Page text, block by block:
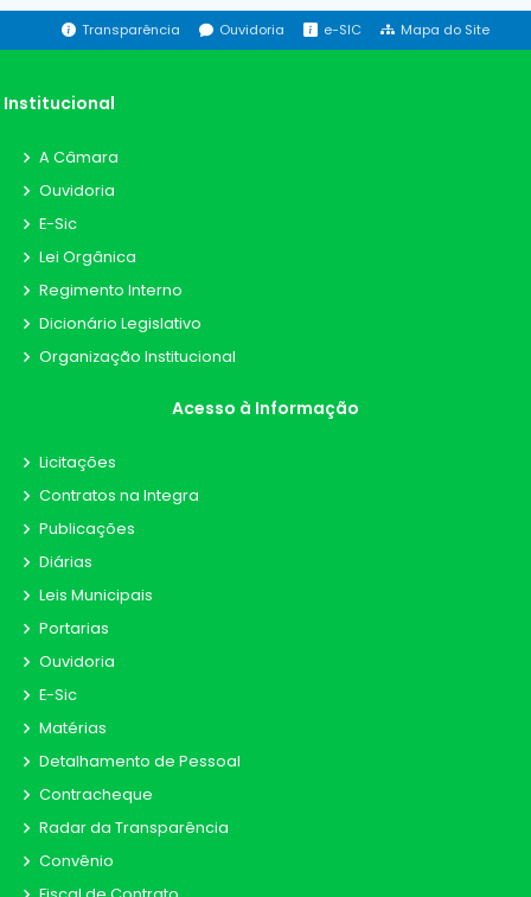
Transparência Ouvidoria e-SIC Mapa do Site
Institucional
A Câmara
Ouvidoria
E-Sic
Lei Orgânica
Regimento Interno
Dicionário Legislativo
Organização Institucional
Acesso à Informação
Licitações
Contratos na Integra
Publicações
Diárias
Leis Municipais
Portarias
Ouvidoria
E-Sic
Matérias
Detalhamento de Pessoal
Contracheque
Radar da Transparência
Convênio